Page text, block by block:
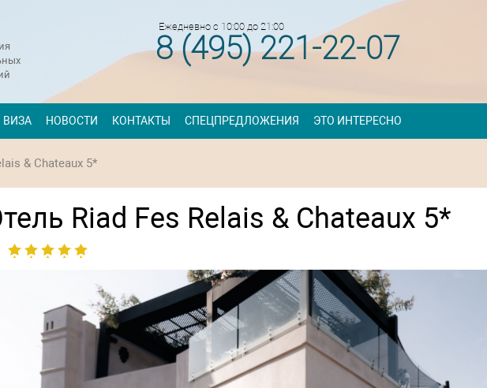
Ежедневно с 10:00 до 21:00
8 (495) 221-22-07
ВИЗА НОВОСТИ КОНТАКТЫ СПЕЦПРЕДЛОЖЕНИЯ ЭТО ИНТЕРЕСНО
& Chateaux 5*
Riad Fes Relais & Chateaux 5*